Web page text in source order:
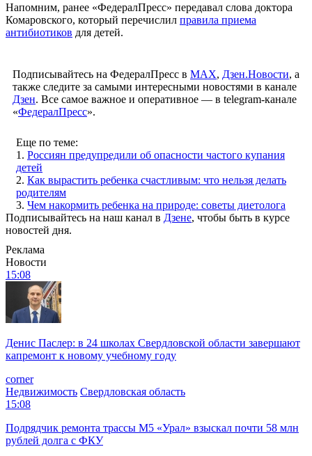
Напомним, ранее «ФедералПресс» передавал слова доктора
Комаровского, который перечислил правила приема
антибиотиков для детей.
Подписывайтесь на ФедералПресс в МАХ, Дзен.Новости, а
также следите за самыми интересными новостями в канале
Дзен. Все самое важное и оперативное — в telegram-канале
«ФедералПресс».
Еще по теме:
1. Россиян предупредили об опасности частого купания
детей
2. Как вырастить ребенка счастливым: что нельзя делать
родителям
3. Чем накормить ребенка на природе: советы диетолога
Подписывайтесь на наш канал в Дзене, чтобы быть в курсе
новостей дня.
Реклама
Новости
15:08
Денис Паслер: в 24 школах Свердловской области завершают
капремонт к новому учебному году
corner
Недвижимость Свердловская область
15:08
Подрядчик ремонта трассы М5 «Урал» взыскал почти 58 млн
рублей долга с ФКУ